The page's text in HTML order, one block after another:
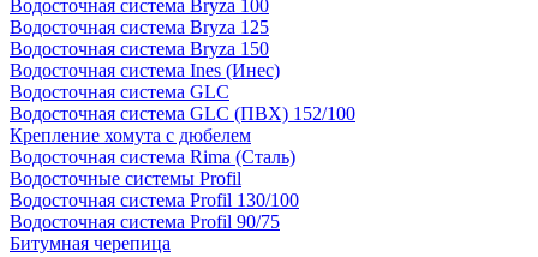
Водосточная система Bryza 100
Водосточная система Bryza 125
Водосточная система Bryza 150
Водосточная система Ines (Инес)
Водосточная система GLC
Водосточная система GLC (ПВХ) 152/100
Крепление хомута с дюбелем
Водосточная система Rima (Сталь)
Водосточные системы Profil
Водосточная система Profil 130/100
Водосточная система Profil 90/75
Битумная черепица